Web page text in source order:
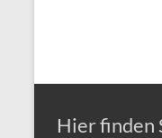
Hier finden